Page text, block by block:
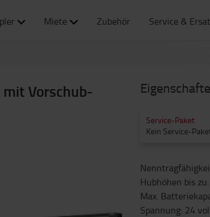
Miete Zubehör Service &
Vorschub-
Service-Paket
Kein Service-
Hubhöhen bis zu:
Max.
Spannung: 24